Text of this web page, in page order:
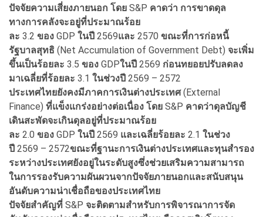
ปัจจัยความเสี่ยงภายนอก โดย S&P คาดว่า การขาดดุล
ทางการคลังจะอยู่ที่ประมาณร้อย
ละ 3.2 ของ GDP ในปี 2569และ 2570 ขณะที่การก่อหนี้
รัฐบาลสุทธิ (Net Accumulation of Government Debt) จะเพิ่ม
ขึ้นเป็นร้อยละ 3.5 ของ GDPในปี 2569 ก่อนทยอยปรับลดลง
มาเฉลี่ยที่ร้อยละ 3.1 ในช่วงปี 2569 – 2572
ประเทศไทยยังคงมีภาคการเงินต่างประเทศ(External
Finance) ที่แข็งแกร่งอย่างต่อเนื่อง โดย S&P คาดว่าดุลบัญชี
เดินสะพัดจะเกินดุลอยู่ที่ประมาณร้อย
ละ 2.0 ของ GDP ในปี 2569 และเฉลี่ยร้อยละ 2.1 ในช่วง
ปี 2569 – 2572ขณะที่ฐานะการเงินต่างประเทศและทุนสำรอง
ระหว่างประเทศยังอยู่ในระดับสูงซึ่งช่วยเสริมความสามารถ
ในการรองรับความผันผวนจากปัจจัยภายนอกและสนับสนุน
อันดับความน่าเชื่อถือของประเทศไทย
ปัจจัยสำคัญที่ S&P จะติดตามสำหรับการพิจารณาการจัด